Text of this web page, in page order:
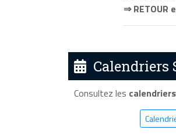
⇒ RETOUR
Calendriers
Consultez les